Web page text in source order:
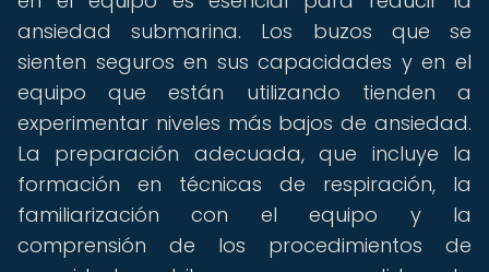
ansiedad submarina. Los buzos que se
sienten seguros en sus capacidades y en el
equipo que están utilizando tienden a
experimentar niveles más bajos de ansiedad.
La preparación adecuada, que incluye la
formación en técnicas de respiración, la
familiarización con el equipo y la
comprensión de los procedimientos de